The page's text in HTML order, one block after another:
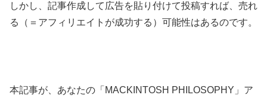
しかし、記事作成して広告を貼り付けて投稿すれば、売れ
る（＝アフィリエイトが成功する）可能性はあるのです。
本記事が、あなたの「MACKINTOSH PHILOSOPHY」ア